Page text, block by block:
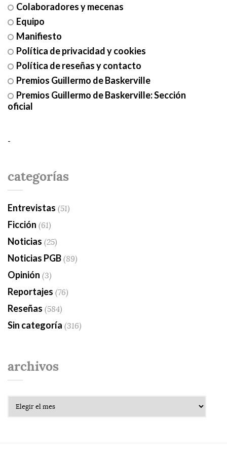
Colaboradores y mecenas
Equipo
Manifiesto
Política de privacidad y cookies
Política de reseñas y contacto
Premios Guillermo de Baskerville
Premios Guillermo de Baskerville: Sección
oficial
-
categorías
Entrevistas (51)
Ficción (61)
Noticias (25)
Noticias PGB(89)
Opinión (3)
Reportajes (76)
Reseñas (584)
Sin categoría (316)
archivos